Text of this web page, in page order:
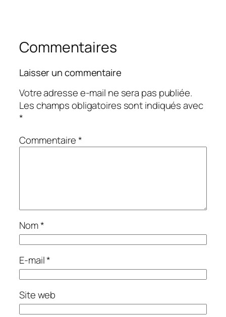
Commentaires
Laisser un commentaire
Votre adresse e-mail ne sera pas publiée.
Les champs obligatoires sont indiqués avec
*
Commentaire*
Nom*
E-mail*
Site web